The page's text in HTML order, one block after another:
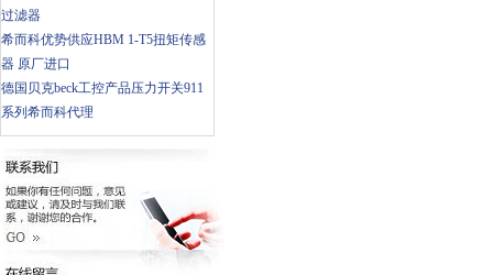
过滤器
希而科优势供应HBM 1-T5扭矩传感
器 原厂进口
德国贝克beck工控产品压力开关911
系列希而科代理